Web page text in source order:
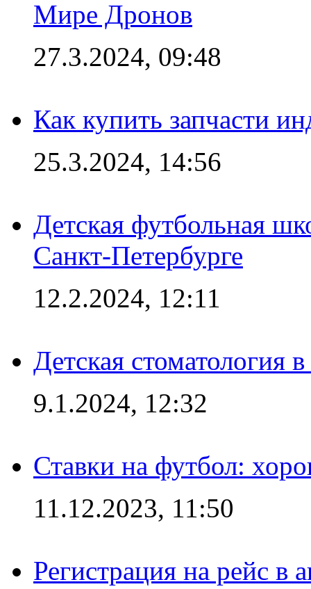
Мире Дронов
27.3.2024, 09:48
Как купить запчасти
25.3.2024, 14:56
Детская футбольная
Санкт-Петербурге
12.2.2024, 12:11
Детская стоматология
9.1.2024, 12:32
Ставки на футбол:
11.12.2023, 11:50
Регистрация на рейс в